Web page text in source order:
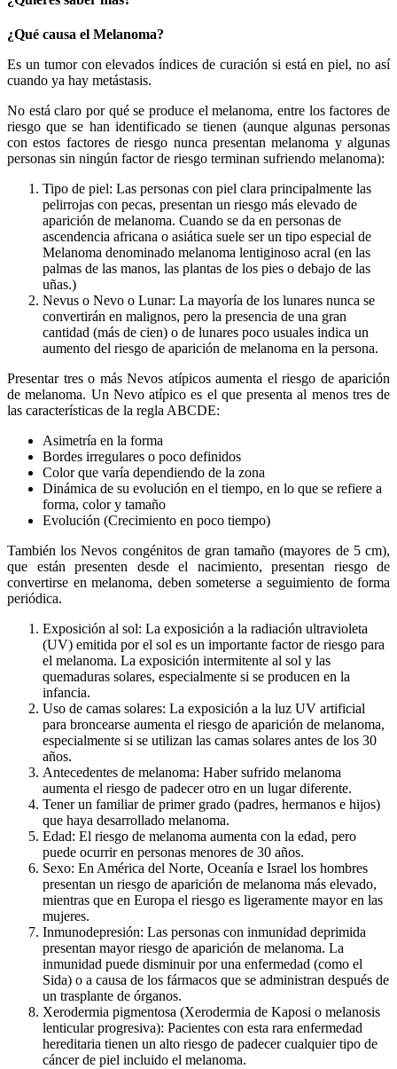
¿Qué causa el Melanoma?
Es un tumor con elevados índices de curación si está en piel, no así
cuando ya hay metástasis.
No está claro por qué se produce el melanoma, entre los factores de
riesgo que se han identificado se tienen (aunque algunas personas
con estos factores de riesgo nunca presentan melanoma y algunas
personas sin ningún factor de riesgo terminan sufriendo melanoma):
Tipo de piel: Las personas con piel clara principalmente las
pelirrojas con pecas, presentan un riesgo más elevado de
aparición de melanoma. Cuando se da en personas de
ascendencia africana o asiática suele ser un tipo especial de
Melanoma denominado melanoma lentiginoso acral (en las
palmas de las manos, las plantas de los pies o debajo de las
uñas.)
Nevus o Nevo o Lunar: La mayoría de los lunares nunca se
convertirán en malignos, pero la presencia de una gran
cantidad (más de cien) o de lunares poco usuales indica un
aumento del riesgo de aparición de melanoma en la persona.
Presentar tres o más Nevos atípicos aumenta el riesgo de aparición
de melanoma. Un Nevo atípico es el que presenta al menos tres de
las características de la regla ABCDE:
Asimetría en la forma
Bordes irregulares o poco definidos
Color que varía dependiendo de la zona
Dinámica de su evolución en el tiempo, en lo que se refiere a
forma, color y tamaño
Evolución (Crecimiento en poco tiempo)
También los Nevos congénitos de gran tamaño (mayores de 5 cm),
que están presenten desde el nacimiento, presentan riesgo de
convertirse en melanoma, deben someterse a seguimiento de forma
periódica.
Exposición al sol: La exposición a la radiación ultravioleta
(UV) emitida por el sol es un importante factor de riesgo para
el melanoma. La exposición intermitente al sol y las
quemaduras solares, especialmente si se producen en la
infancia.
Uso de camas solares: La exposición a la luz UV artificial
para broncearse aumenta el riesgo de aparición de melanoma,
especialmente si se utilizan las camas solares antes de los 30
años.
Antecedentes de melanoma: Haber sufrido melanoma
aumenta el riesgo de padecer otro en un lugar diferente.
Tener un familiar de primer grado (padres, hermanos e hijos)
que haya desarrollado melanoma.
Edad: El riesgo de melanoma aumenta con la edad, pero
puede ocurrir en personas menores de 30 años.
Sexo: En América del Norte, Oceanía e Israel los hombres
presentan un riesgo de aparición de melanoma más elevado,
mientras que en Europa el riesgo es ligeramente mayor en las
mujeres.
Inmunodepresión: Las personas con inmunidad deprimida
presentan mayor riesgo de aparición de melanoma. La
inmunidad puede disminuir por una enfermedad (como el
Sida) o a causa de los fármacos que se administran después de
un trasplante de órganos.
Xerodermia pigmentosa (Xerodermia de Kaposi o melanosis
lenticular progresiva): Pacientes con esta rara enfermedad
hereditaria tienen un alto riesgo de padecer cualquier tipo de
cáncer de piel incluido el melanoma.